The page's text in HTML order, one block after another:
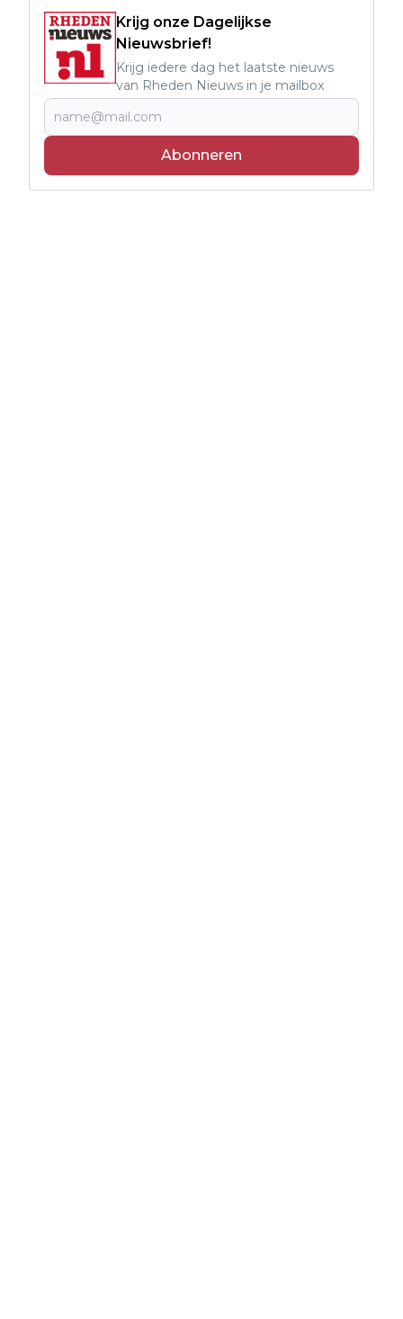
Krijg onze Dagelijkse
Nieuwsbrief!
Krijg iedere dag het laatste nieuws
van Rheden Nieuws in je mailbox
Abonneren